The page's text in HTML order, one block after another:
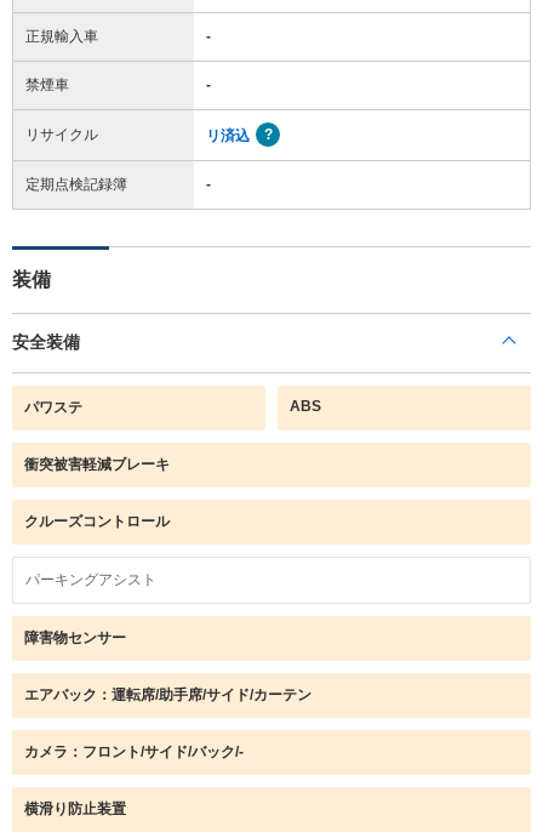
正規輸入車 -
禁煙車 -
リサイクル リ済込
定期点検記録簿 -
装備
安全装備
パワステ ABS
衝突被害軽減ブレーキ
クルーズコントロール
パーキングアシスト
障害物センサー
エアバック：運転席/助手席/サイド/カーテン
カメラ：フロント/サイド/バック/-
横滑り防止装置